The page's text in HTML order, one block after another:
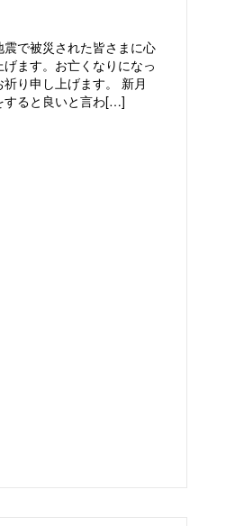
で被災された皆さまに心
ます。お亡くなりになっ
り申し上げます。 新月
すると良いと言わ[…]